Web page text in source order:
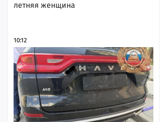
летняя женщина
10:12